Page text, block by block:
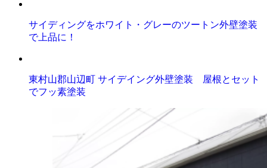
サイディングをホワイト・グレーのツートン外壁塗装
で上品に！
東村山郡山辺町 サイデイング外壁塗装 屋根とセット
でフッ素塗装